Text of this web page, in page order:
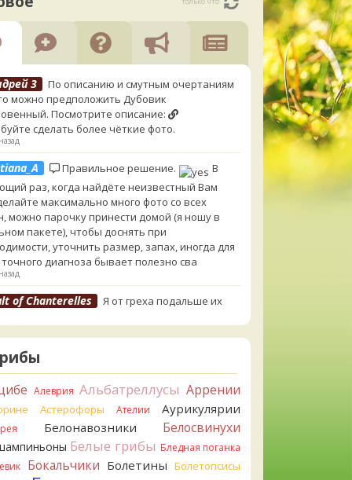
3
По описанию и смутным очертаниям
можно предположить Дубовик
Посмотрите описание:
сделать более чёткие фото.
Правильное решение.
В
раз, когда найдёте неизвестный Вам
максимально много фото со всех
можно парочку принести домой (я ношу в
пакете), чтобы доснять при
уточнить размер, запах, иногда для
диагноза бывает полезно сва
of Chanterelles
Я от греха подальше их
Говорушек в этой цветовой гамме
пруди, и далеко не все описаны на этом
И большинство из них как минимум
Ворончатая должна слабо пахнуть
Из похожих есть, скажем, Желобчатая и
Росли не не древесине, так? Из
из подстилки
Алеврия Альбатреллусы Аррении
Астерофоры Ателии Аурикулярии
Белонавозники Белосвинухи
Белые грибы Бледная поганка
Бокальчики Болетины Болетопсисы